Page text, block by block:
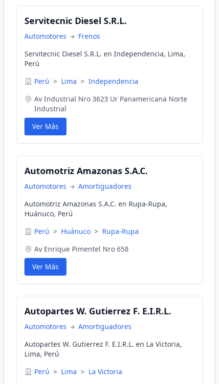
Servitecnic Diesel S.R.L.
Automotores
Frenos
Servitecnic Diesel S.R.L. en Independencia, Lima,
Perú
Perú > Lima > Independencia
Av Industrial Nro 3623 Ur Panamericana Norte
Industrial
Ver Más
Automotriz Amazonas S.A.C.
Automotores
Amortiguadores
Automotriz Amazonas S.A.C. en Rupa-Rupa,
Huánuco, Perú
Perú > Huánuco > Rupa-Rupa
Av Enrique Pimentel Nro 658
Ver Más
Autopartes W. Gutierrez F. E.I.R.L.
Automotores
Amortiguadores
Autopartes W. Gutierrez F. E.I.R.L. en La Victoria,
Lima, Perú
Perú > Lima > La Victoria